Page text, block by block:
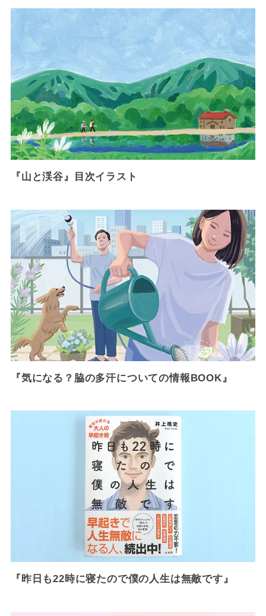
『山と渓谷』目次イラスト
『気になる？脇の多汗についての情報BOOK』
『昨日も22時に寝たので僕の人生は無敵です』